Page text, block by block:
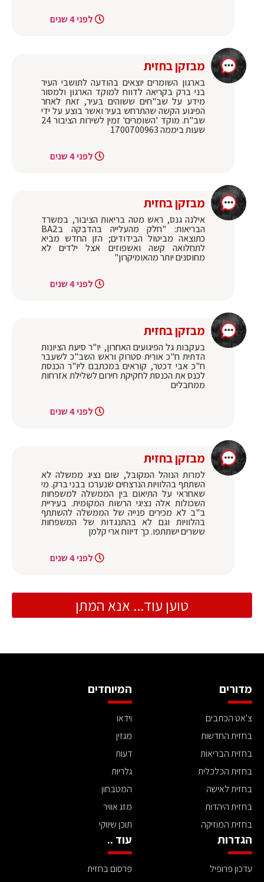
לפני 4 שנים
מבזקן בחזית
בארגון השומרים יוצאים בהודעה לתושבי העיר
בני ברק בקריאה לדווח למוקד הארגון ולמסור
מידע על שב"חים ששוהים בעיר, זאת לאחר
הפיגוע הקשה שהתרחש בעיר ואשר בוצע על ידי
שב"ח. מוקד 'השומרים' זמין לשירות הציבור 24
שעות ביממה 1700700963
לפני 4 שנים
מבזקן בחזית
אילנה גנס, ראש מטה בריאות הציבור, במשרד
הבריאות: "חלק מהעלייה בהדבקה בBA2
כתוצאה מביטול הבידודים; הזן החדש מביא
לתחלואה קשה ואשפוזים אצל ילדים לא
מחוסנים יותר מהאומיקרון"
לפני 4 שנים
מבזקן בחזית
בעקבות גל הפיגועים האחרון, יו"ר סיעת הציונות
הדתית ח"כ אורית סטרוק וראש השב"כ לשעבר
ח"כ אבי דכטר, קוראים במכתבם ליו"ר הכנסת
לכנס את הכנסת לחקיקת חירום לשלילת אזרחות
ממחבלים
לפני 4 שנים
מבזקן בחזית
למרות הנוהל המקובל, שום נציג ממשלה לא
השתתף בהלוויות הנרצחים שנערכו בבני ברק. מי
שאחראי על התיאום בין הממשלה למשפחות
השכולות אלה נציגי הרשות המקומית. בעיריית
ב"ב לא מכירים פנייה של הממשלה להשתתף
בהלוויות וגם לא בהתנגדות של המשפחות
ששרים ישתתפו. כך דיווח ארי קלמן
לפני 4 שנים
טוען עוד... אנא המתן
מדורים
צ'אט הכתבים
בחזית החדשות
בחזית הבריאות
בחזית הכלכלית
בחזית לאישה
בחזית היהדות
בחזית המוזיקה
המיוחדים
וידאו
מגזין
דעות
גלריות
המטבחון
מזג אוויר
תוכן שיווקי
הגדרות
עדכון פרופיל
עוד ..
פרסום בחזית